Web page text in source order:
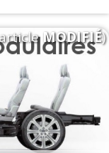
MODIFIÉ)